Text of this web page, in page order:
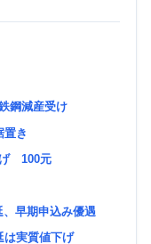
鋼減産受け
置き
げ 100元
早期申込み優遇
実質値下げ